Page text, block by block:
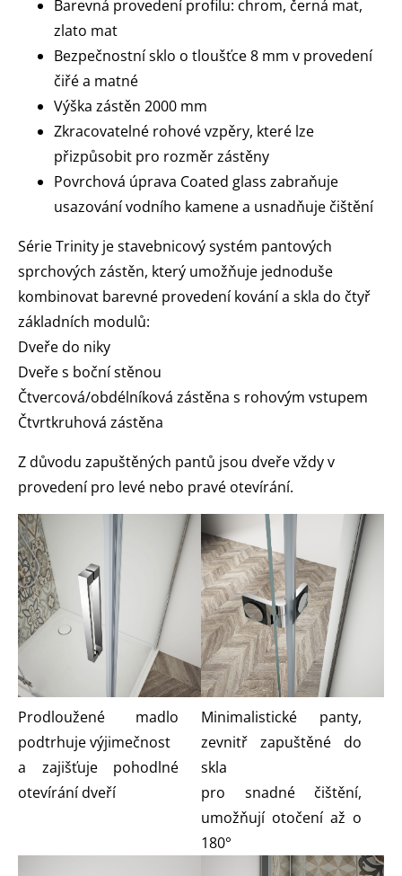
Barevná provedení profilu: chrom, černá mat,
zlato mat
Bezpečnostní sklo o tloušťce 8 mm v provedení
čiřé a matné
Výška zástěn 2000 mm
Zkracovatelné rohové vzpěry, které lze
přizpůsobit pro rozměr zástěny
Povrchová úprava Coated glass zabraňuje
usazování vodního kamene a usnadňuje čištění
Série Trinity je stavebnicový systém pantových
sprchových zástěn, který umožňuje jednoduše
kombinovat barevné provedení kování a skla do čtyř
základních modulů:
Dveře do niky
Dveře s boční stěnou
Čtvercová/obdélníková zástěna s rohovým vstupem
Čtvrtkruhová zástěna
Z důvodu zapuštěných pantů jsou dveře vždy v
provedení pro levé nebo pravé otevírání.
Prodloužené madlo
podtrhuje výjimečnost
a zajišťuje pohodlné
otevírání dveří
Minimalistické panty,
zevnitř zapuštěné do
skla
pro snadné čištění,
umožňují otočení až o
180°